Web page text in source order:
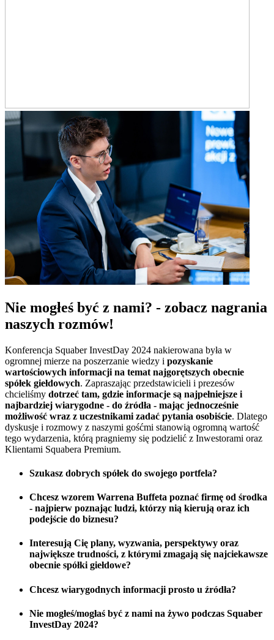
Nie mogłeś być z nami? - zobacz nagrania
naszych rozmów!
Konferencja Squaber InvestDay 2024 nakierowana była w
ogromnej mierze na poszerzanie wiedzy i pozyskanie
wartościowych informacji na temat najgorętszych obecnie
spółek giełdowych. Zapraszając przedstawicieli i prezesów
chcieliśmy dotrzeć tam, gdzie informacje są najpełniejsze i
najbardziej wiarygodne - do źródła - mając jednocześnie
możliwość wraz z uczestnikami zadać pytania osobiście. Dlatego
dyskusje i rozmowy z naszymi gośćmi stanowią ogromną wartość
tego wydarzenia, którą pragniemy się podzielić z Inwestorami oraz
Klientami Squabera Premium.
Szukasz dobrych spółek do swojego portfela?
Chcesz wzorem Warrena Buffeta poznać firmę od środka
- najpierw poznając ludzi, którzy nią kierują oraz ich
podejście do biznesu?
Interesują Cię plany, wyzwania, perspektywy oraz
największe trudności, z którymi zmagają się najciekawsze
obecnie spółki giełdowe?
Chcesz wiarygodnych informacji prosto u źródła?
Nie mogłeś/mogłaś być z nami na żywo podczas Squaber
InvestDay 2024?